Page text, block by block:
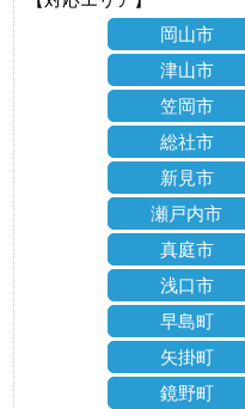
岡山市
津山市
笠岡市
総社市
新見市
瀬戸内市
真庭市
浅口市
早島町
矢掛町
鏡野町